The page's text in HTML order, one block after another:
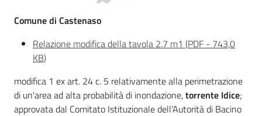
Argomenti
Comune di Castenaso
Relazione modifica della tavola 2.7 m1 (PDF - 743,0
KB)
modifica 1 ex art. 24 c. 5 relativamente alla perimetrazione
di un'area ad alta probabilità di inondazione,torrente Idice;
approvata dal Comitato Istituzionale dell’Autorità di Bacino